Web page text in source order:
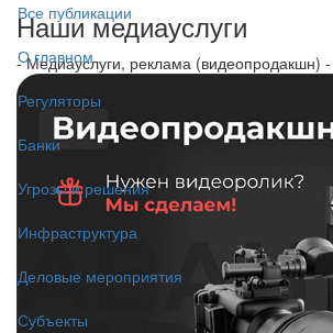
Все публикации
О главном
Регуляторы
Банки
Угрозы и решения
Инфраструктура
Деловые мероприятия
Субъекты
Наши медиауслуги
- Медиауслуги, реклама (видеопродакшн) -